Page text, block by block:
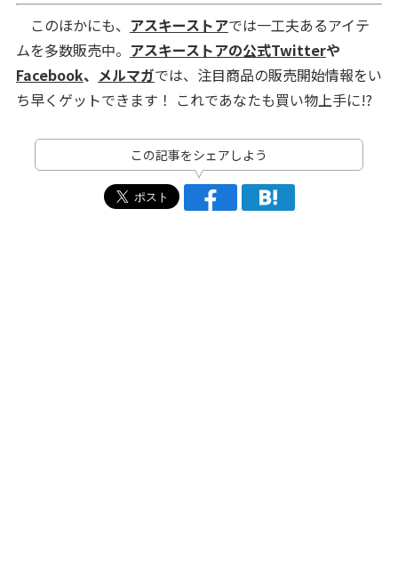
このほかにも、 アスキーストアでは一工夫あるアイテ
ムを多数販売中。 アスキーストアの公式Twitterや
Facebook、 メルマガでは、注目商品の販売開始情報をい
ち早くゲットできます！ これであなたも買い物上手に!?
この記事をシェアしよう